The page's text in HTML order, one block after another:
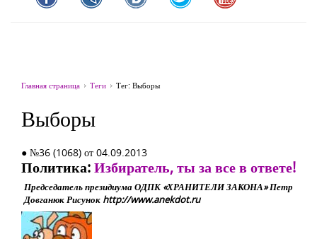
Главная страница Теги Тег: Выборы
Выборы
● №36 (1068) от 04.09.2013
Политика:Избиратель, ты за все в ответе!
Председатель президиума ОДПК «ХРАНИТЕЛИ ЗАКОНА» Петр
Довганюк Рисунок http://www.anekdot.ru